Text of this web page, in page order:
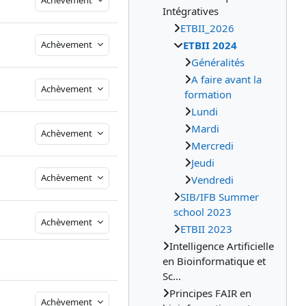
Achèvement
Achèvement
Achèvement
Achèvement
Achèvement
Achèvement
Intégratives
ETBII_2026
ETBII 2024
Généralités
A faire avant la
formation
Lundi
Mardi
Mercredi
Jeudi
Vendredi
SIB/IFB Summer
school 2023
ETBII 2023
Intelligence Artificielle
en Bioinformatique et
Sc...
Principes FAIR en